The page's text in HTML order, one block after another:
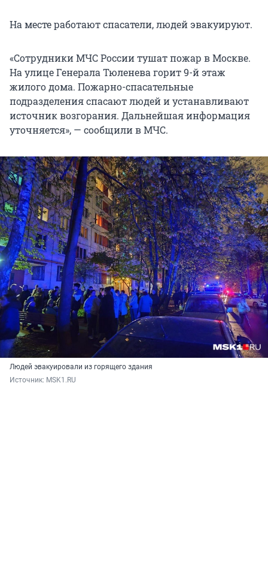
На месте работают спасатели, людей эвакуируют.
«Сотрудники МЧС России тушат пожар в Москве.
На улице Генерала Тюленева горит 9-й этаж
жилого дома. Пожарно-спасательные
подразделения спасают людей и устанавливают
источник возгорания. Дальнейшая информация
уточняется», — сообщили в МЧС.
Людей эвакуировали из горящего здания
Источник: MSK1.RU